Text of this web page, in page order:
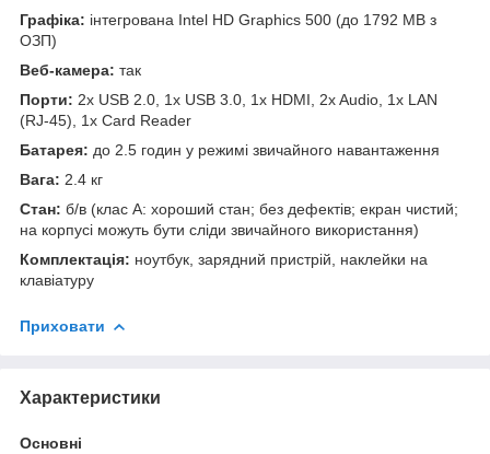
Графіка: інтегрована Intel HD Graphics 500 (до 1792 MB з
ОЗП)
Веб-камера: так
Порти: 2x USB 2.0, 1x USB 3.0, 1x HDMI, 2x Audio, 1x LAN
(RJ-45), 1x Card Reader
Батарея: до 2.5 годин у режимі звичайного навантаження
Вага: 2.4 кг
Стан: б/в (клас А: хороший стан; без дефектів; екран чистий;
на корпусі можуть бути сліди звичайного використання)
Комплектація: ноутбук, зарядний пристрій, наклейки на
клавіатуру
Приховати
Характеристики
Основні